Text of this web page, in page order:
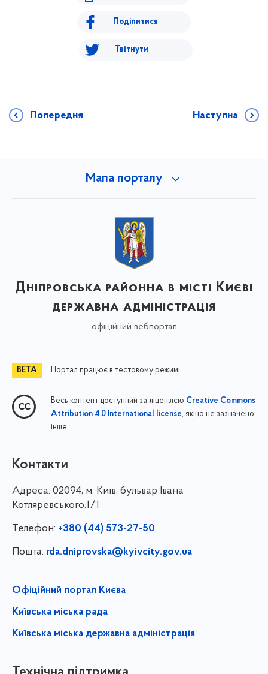
Поділитися
Твітнути
Попередня Наступна
Мапа порталу
Дніпровська районна в місті Києві
державна адміністрація
офіційний вебпортал
Портал працює в тестовому режимі
Весь контент доступний за ліцензією Creative Commons
Attribution 4.0 International license, якщо не зазначено
інше
Контакти
Адреса: 02094, м. Київ, бульвар Івана
Котляревського,1/1
Телефон: +380 (44) 573-27-50
Пошта: rda.dniprovska@kyivcity.gov.ua
Офіційний портал Києва
Київська міська рада
Київська міська державна адміністрація